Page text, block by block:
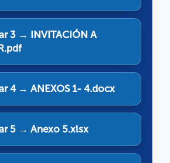
3 → INVITACIÓN A
4 → ANEXOS 1- 4.docx
5 → Anexo 5.xlsx